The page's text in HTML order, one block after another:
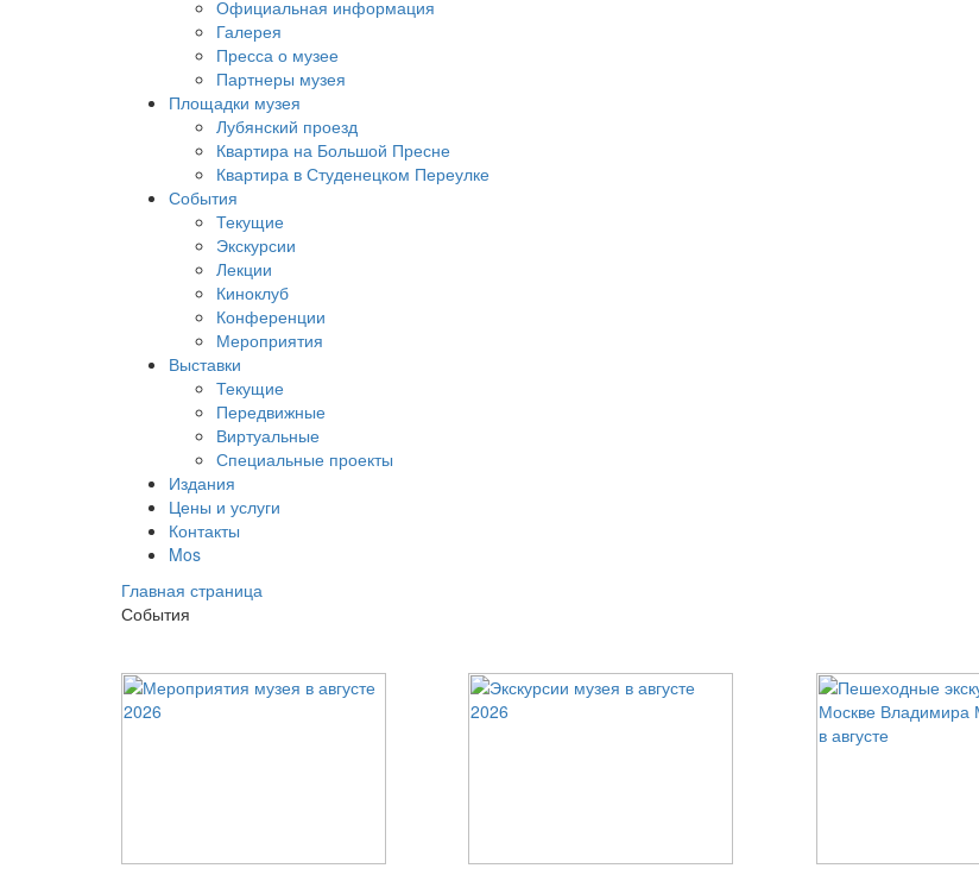
Официальная информация
Галерея
Пресса о музее
Партнеры музея
Площадки музея
Лубянский проезд
Квартира на Большой Пресне
Квартира в Студенецком Переулке
События
Текущие
Экскурсии
Лекции
Киноклуб
Конференции
Мероприятия
Выставки
Текущие
Передвижные
Виртуальные
Специальные проекты
Издания
Цены и услуги
Контакты
Mos
Главная страница
События